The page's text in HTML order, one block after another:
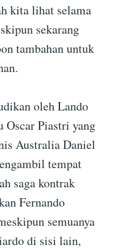
kita lihat selama
sekarang
tambahan untuk
oleh Lando
Oscar Piastri yang
Australia Daniel
tempat
saga kontrak
Fernando
semuanya
di sisi lain,